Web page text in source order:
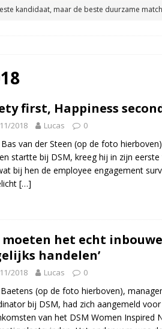
kandidaat, maar de beste duurzame match
hebben meer invloed op de WIA-instroom
je meer plezier en verbinding op het werk: “Als
ARTIKEL
goede organisaties zichzelf soms langzaam
first, Happiness
2018 Lucas 0
van der Steen (op de foto
startte bij DSM, kreeg hij in zijn
bij hen de employee engagement
[…]
moeten het echt
handelen’
2018 Lucas 0
(op de foto hierboven),
bij DSM, had zich aangemeld
van het DSM Women Inspired